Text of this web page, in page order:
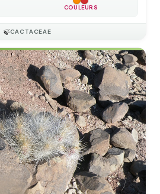
COULEURS
🍃CACTACEAE